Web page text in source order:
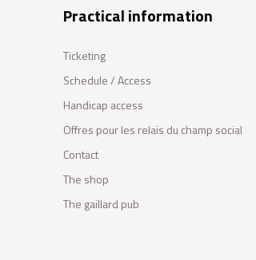
Practical information
Ticketing
Schedule / Access
Handicap access
Offres pour les relais du champ social
Contact
The shop
The gaillard pub